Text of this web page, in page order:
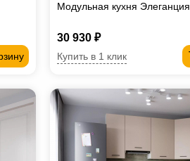
Модульная кухня Элеганция
30 930 ₽
Купить в 1 клик